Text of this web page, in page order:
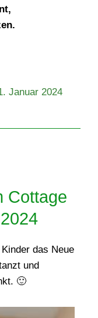
Januar 2024
Cottage
das Neue
und
🙂